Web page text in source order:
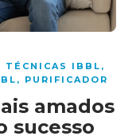
TÉCNICAS IBBL ,
, PURIFICADOR
amados
sucesso